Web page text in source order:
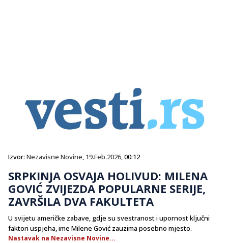
Izvor: Nezavisne Novine, 19.Feb.2026, 00:12
SRPKINJA OSVAJA HOLIVUD: MILENA
GOVIĆ ZVIJEZDA POPULARNE SERIJE,
ZAVRŠILA DVA FAKULTETA
U svijetu američke zabave, gdje su svestranost i upornost ključni
faktori uspjeha, ime Milene Gović zauzima posebno mjesto.
Nastavak na Nezavisne Novine...